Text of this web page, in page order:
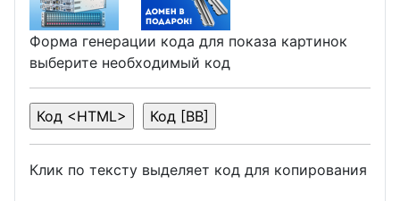
Форма генерации кода для показа картинок
выберите необходимый код
Клик по тексту выделяет код для копирования